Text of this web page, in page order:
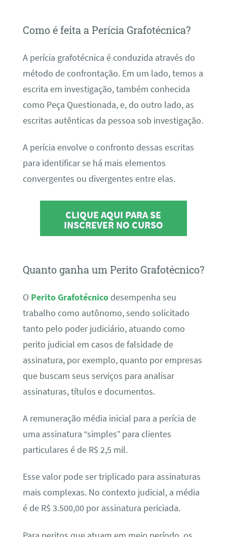
Como é feita a Perícia Grafotécnica?
A perícia grafotécnica é conduzida através do
método de confrontação. Em um lado, temos a
escrita em investigação, também conhecida
como Peça Questionada, e, do outro lado, as
escritas autênticas da pessoa sob investigação.
A perícia envolve o confronto dessas escritas
para identificar se há mais elementos
convergentes ou divergentes entre elas.
CLIQUE AQUI PARA SE
INSCREVER NO CURSO
Quanto ganha um Perito Grafotécnico?
O Perito Grafotécnicodesempenha seu
trabalho como autônomo, sendo solicitado
tanto pelo poder judiciário, atuando como
perito judicial em casos de falsidade de
assinatura, por exemplo, quanto por empresas
que buscam seus serviços para analisar
assinaturas, títulos e documentos.
A remuneração média inicial para a perícia de
uma assinatura “simples” para clientes
particulares é de R$ 2,5 mil.
Esse valor pode ser triplicado para assinaturas
mais complexas. No contexto judicial, a média
é de R$ 3.500,00 por assinatura periciada.